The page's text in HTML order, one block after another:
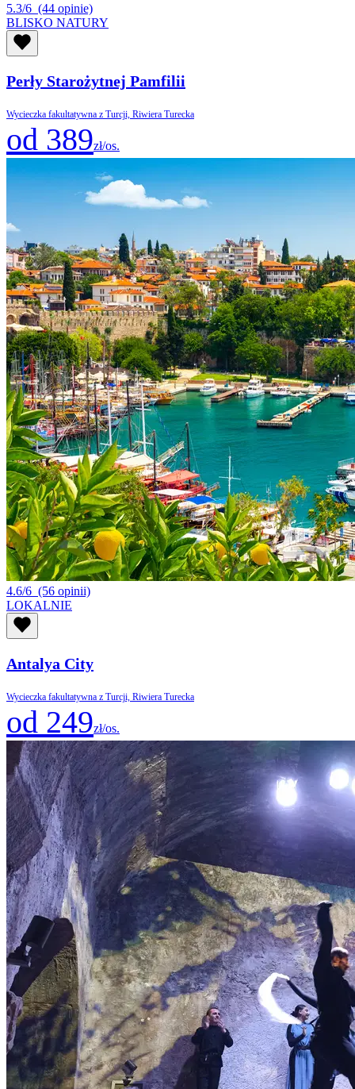
5.3/6 (44 opinie)
BLISKO NATURY
Perły Starożytnej Pamfilii
Wycieczka fakultatywna z Turcji, Riwiera Turecka
od 389zł/os.
4.6/6 (56 opinii)
LOKALNIE
Antalya City
Wycieczka fakultatywna z Turcji, Riwiera Turecka
od 249zł/os.